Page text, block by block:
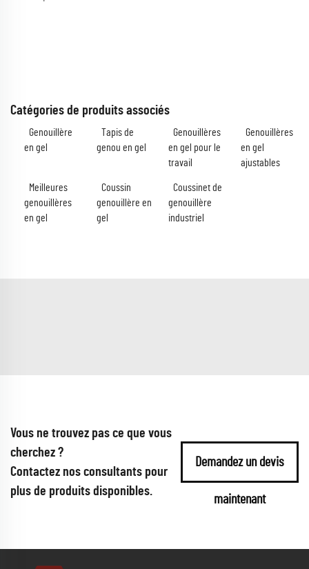
Catégories de produits associés
Genouillère
en gel
Tapis de
genou en gel
Genouillères
en gel pour le
travail
Genouillères
en gel
ajustables
Meilleures
genouillères
en gel
Coussin
genouillère en
gel
Coussinet de
genouillère
industriel
Vous ne trouvez pas ce que vous
cherchez ?
Contactez nos consultants pour
plus de produits disponibles.
Demandez un devis
maintenant